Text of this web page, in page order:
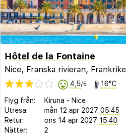
Hôtel de la Fontaine
Nice, Franska rivieran, Frankrike
4,5/5 16°C
Flyg från: Kiruna - Nice
Utresa:
mån 12 apr 2027 05:45
Retur:
ons 14 apr 2027 15:40
Nätter:
2